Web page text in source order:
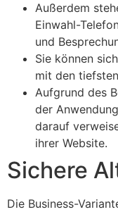
Außerdem
Einwahl-
und
Sie können
mit den
Aufgrund des
der
darauf
ihrer Website.
Sichere
Die Business-